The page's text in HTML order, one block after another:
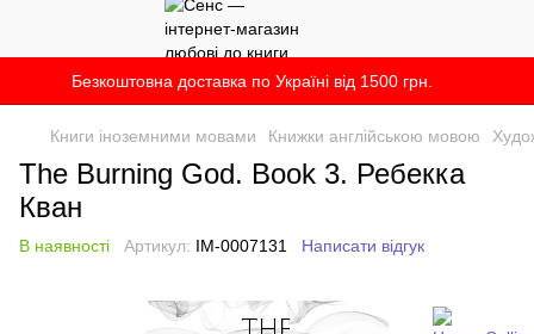
Безкоштовна доставка по Україні від 1500 грн.
Книги іноземними мовами Книжки англійською мовою
The Burning God. Book 3. Ребекка
Кван
В наявності Артикул: IM-0007131 Написати відгук